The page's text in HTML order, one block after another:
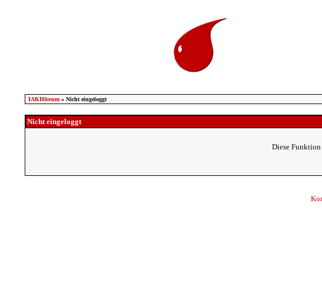
IAKHforum» Nicht eingeloggt
Nicht eingeloggt
Diese